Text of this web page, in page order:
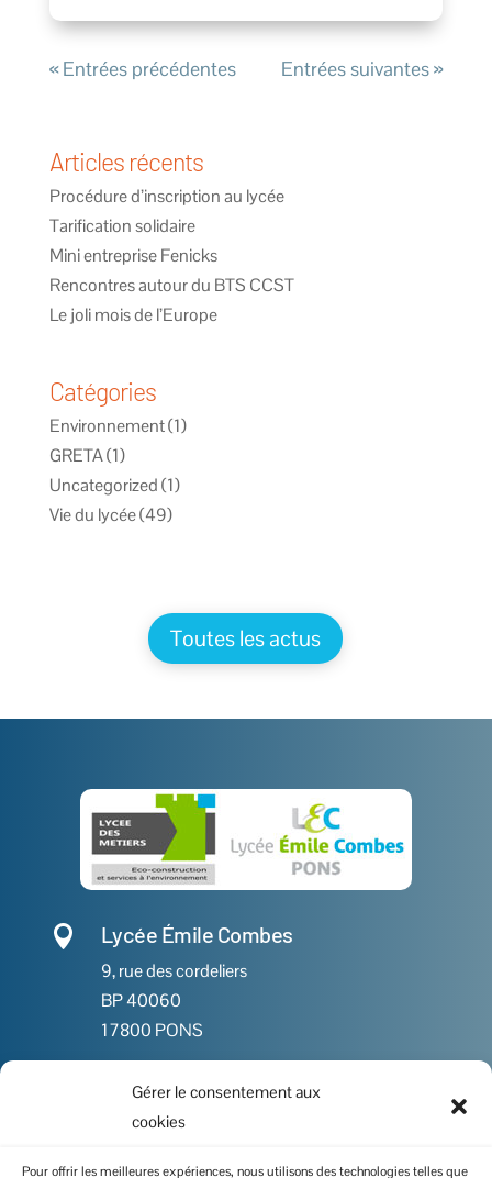
Gérer le consentement aux
cookies
Pour offrir les meilleures expériences, nous utilisons des technologies telles que
« Entrées précédentes Entrées suivantes »
Articles récents
Procédure d’inscription au lycée
Tarification solidaire
Mini entreprise Fenicks
Rencontres autour du BTS CCST
Le joli mois de l’Europe
Catégories
Environnement(1)
GRETA(1)
Uncategorized(1)
Vie du lycée(49)
Toutes les actus
 Lycée Émile Combes
9, rue des cordeliers
BP 40060
17800 PONS
05 46 91 86 00